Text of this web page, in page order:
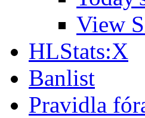
View
HLStats:X
Banlist
Pravidla